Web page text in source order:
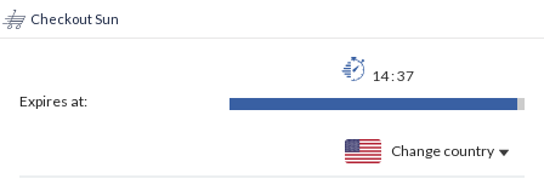
Checkout Sun
Expires at:
14:37
Change country